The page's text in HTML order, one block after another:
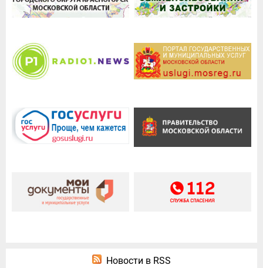
Новости в RSS